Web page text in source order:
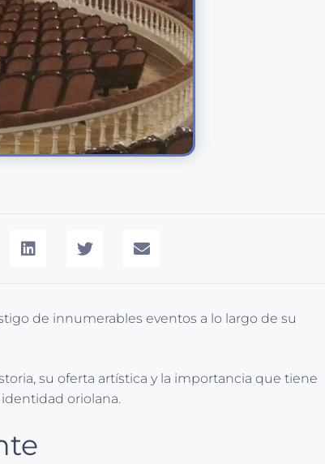
de innumerables eventos a lo largo de su
su oferta artística y la importancia que tiene
oriolana.